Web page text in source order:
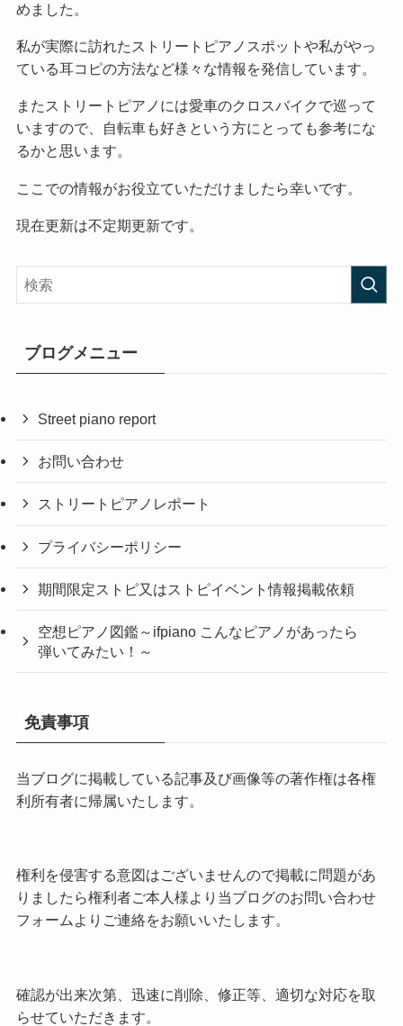
めました。
私が実際に訪れたストリートピアノスポットや私がやっ
ている耳コピの方法など様々な情報を発信しています。
またストリートピアノには愛車のクロスバイクで巡って
いますので、自転車も好きという方にとっても参考にな
るかと思います。
ここでの情報がお役立ていただけましたら幸いです。
現在更新は不定期更新です。
ブログメニュー
Street piano report
お問い合わせ
ストリートピアノレポート
プライバシーポリシー
期間限定ストピ又はストピイベント情報掲載依頼
空想ピアノ図鑑～ifpiano こんなピアノがあったら
弾いてみたい！～
免責事項
当ブログに掲載している記事及び画像等の著作権は各権
利所有者に帰属いたします。
権利を侵害する意図はございませんので掲載に問題があ
りましたら権利者ご本人様より当ブログのお問い合わせ
フォームよりご連絡をお願いいたします。
確認が出来次第、迅速に削除、修正等、適切な対応を取
らせていただきます。